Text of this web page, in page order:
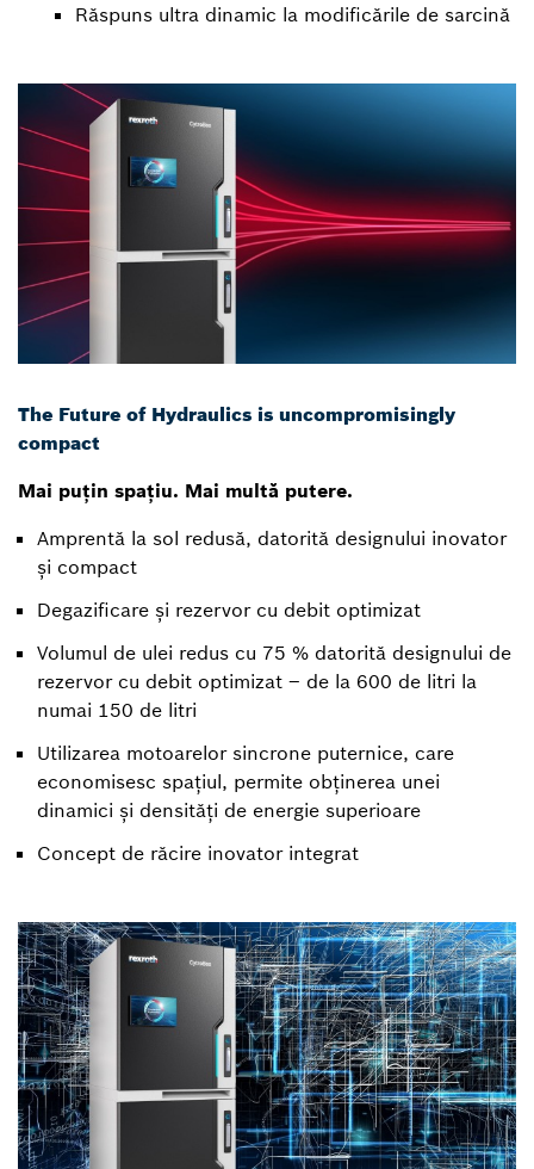
Răspuns ultra dinamic la modificările de sarcină
The Future of Hydraulics is uncompromisingly
compact
Mai puțin spațiu. Mai multă putere.
Amprentă la sol redusă, datorită designului inovator
și compact
Degazificare și rezervor cu debit optimizat
Volumul de ulei redus cu 75 % datorită designului de
rezervor cu debit optimizat – de la 600 de litri la
numai 150 de litri
Utilizarea motoarelor sincrone puternice, care
economisesc spațiul, permite obținerea unei
dinamici și densități de energie superioare
Concept de răcire inovator integrat